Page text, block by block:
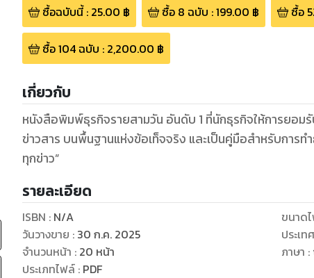
ซื้อฉบับนี้: 25.00 ฿ ซื้อ 8 ฉบับ :199.00 ฿ ซื้อ
ซื้อ104ฉบับ : 2,200.00 ฿
เกี่ยวกับ
หนังสือพิมพ์ธุรกิจรายสามวัน อันดับ 1 ที่นักธุรกิจให้การยอมรั
ข่าวสาร บนพื้นฐานแห่งข้อเท็จจริง และเป็นคู่มือสำหรับการ
ทุกข่าว”
รายละเอียด
ISBN : N/A
วันวางขาย : 30 ก.ค. 2025
จำนวนหน้า : 20 หน้า
ประเภทไฟล์: PDF
ขนาด
ประเทศ
ภาษา :